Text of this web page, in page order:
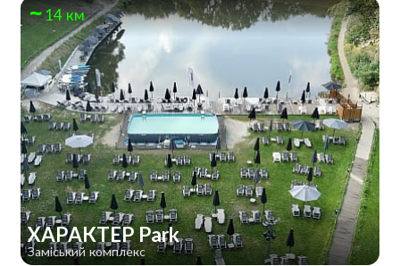
14 км
ХАРАКТЕР Park
Заміський комплекс